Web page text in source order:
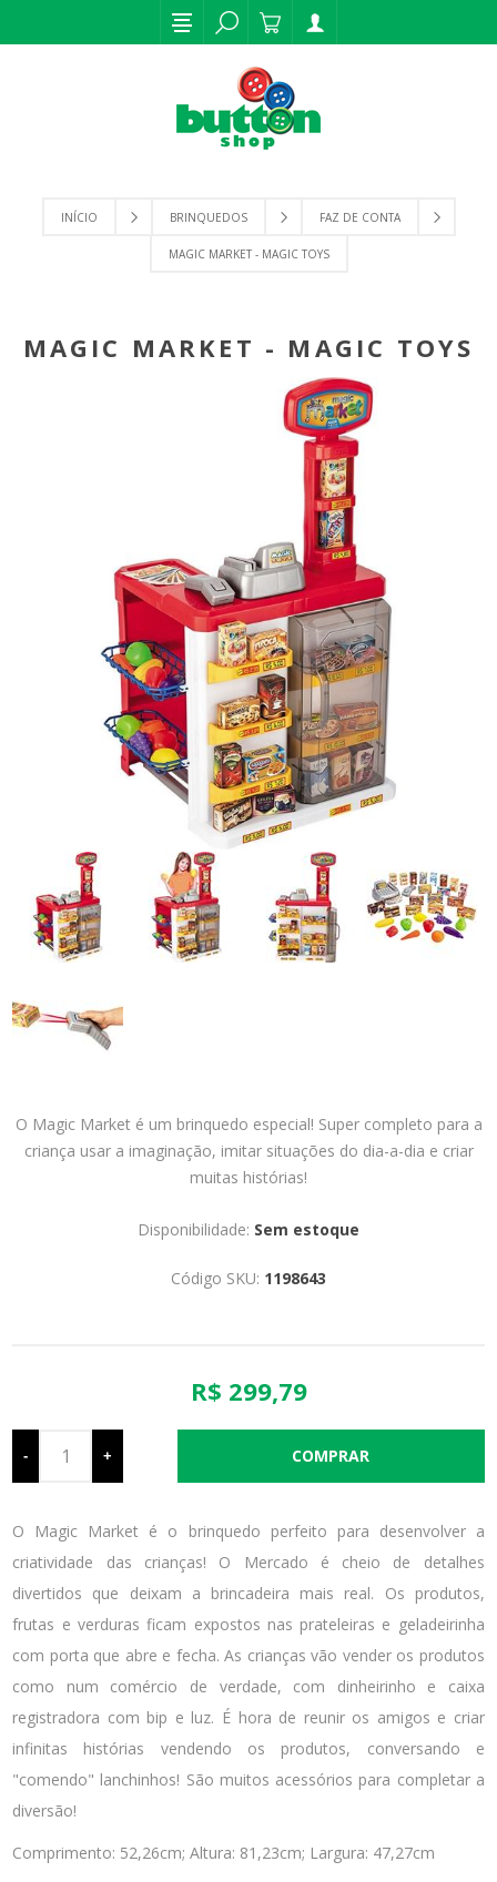
INÍCIO BRINQUEDOS FAZ DE CONTA
MAGIC MARKET - MAGIC TOYS
MAGIC MARKET - MAGIC TOYS
O Magic Market é um brinquedo especial! Super completo para a
criança usar a imaginação, imitar situações do dia-a-dia e criar
muitas histórias!
Disponibilidade: Sem estoque
Código SKU: 1198643
R$ 299,79
- +
O Magic Market é o brinquedo perfeito para desenvolver a
criatividade das crianças! O Mercado é cheio de detalhes
divertidos que deixam a brincadeira mais real. Os produtos,
frutas e verduras ficam expostos nas prateleiras e geladeirinha
com porta que abre e fecha. As crianças vão vender os produtos
como num comércio de verdade, com dinheirinho e caixa
registradora com bip e luz. É hora de reunir os amigos e criar
infinitas histórias vendendo os produtos, conversando e
"comendo" lanchinhos! São muitos acessórios para completar a
diversão!
Comprimento: 52,26cm; Altura: 81,23cm; Largura: 47,27cm